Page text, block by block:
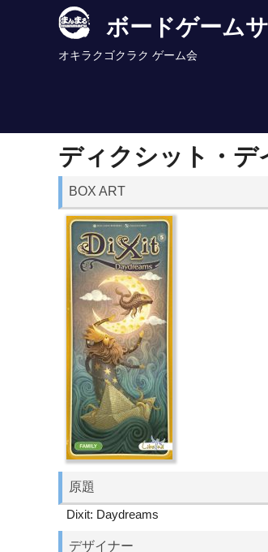
ボードゲーム
オキラクゴクラク ゲーム会
ディクシット・デ
BOX ART
原題
Dixit: Daydreams
デザイナー